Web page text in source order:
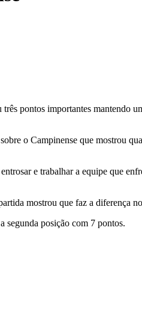
pontos importantes mantendo
o Campinense que mostrou
e trabalhar a equipe que
mostrou que faz a diferença
posição com 7 pontos.